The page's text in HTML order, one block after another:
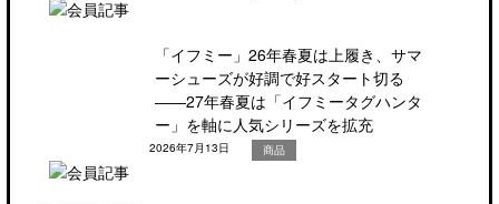
「イフミー」26年春夏は上履き、サマ
ーシューズが好調で好スタート切る
――27年春夏は「イフミータグハンタ
ー」を軸に人気シリーズを拡充
2026年7月13日 商品